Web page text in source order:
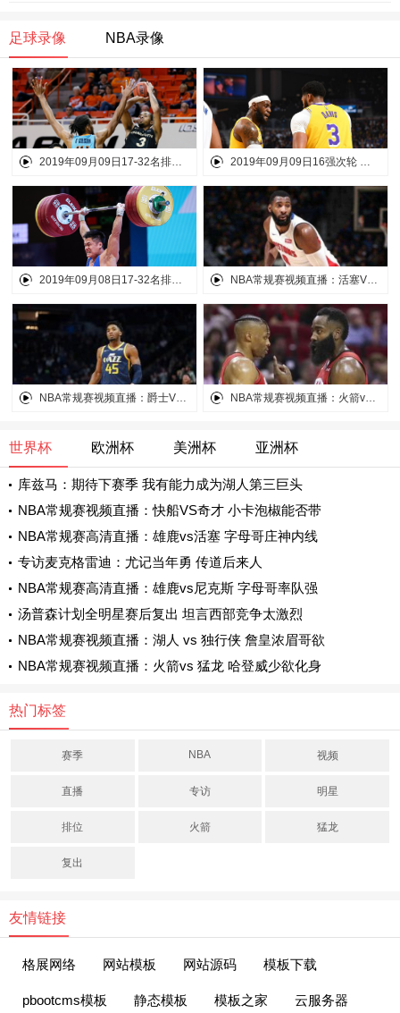
足球录像 NBA录像
世界杯 欧洲杯 美洲杯 亚洲杯
库兹马：期待下赛季 我有能力成为湖人第三巨头
NBA常规赛视频直播：快船VS奇才 小卡泡椒能否带
NBA常规赛高清直播：雄鹿vs活塞 字母哥庄神内线
专访麦克格雷迪：尤记当年勇 传道后来人
NBA常规赛高清直播：雄鹿vs尼克斯 字母哥率队强
汤普森计划全明星赛后复出 坦言西部竞争太激烈
NBA常规赛视频直播：湖人 vs 独行侠 詹皇浓眉哥欲
NBA常规赛视频直播：火箭vs 猛龙 哈登威少欲化身
热门标签
赛季 NBA 视频
直播 专访 明星
排位 火箭 猛龙
复出
友情链接
格展网络 网站模板 网站源码 模板下载
pbootcms模板 静态模板 模板之家 云服务器